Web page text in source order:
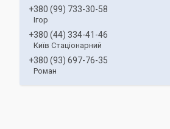
+380 (99) 733-30-58
Ігор
+380 (44) 334-41-46
Київ Стаціонарний
+380 (93) 697-76-35
Роман